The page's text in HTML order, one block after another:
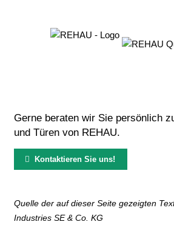
Gerne beraten wir Sie persönlich
und Türen von REHAU.
Kontaktieren Sie uns!
Quelle der auf dieser Seite gezeigten
Industries SE & Co. KG